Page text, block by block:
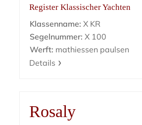
Register Klassischer Yachten
Klassenname: X KR
Segelnummer: X 100
Werft: mathiessen paulsen
Details
Rosaly